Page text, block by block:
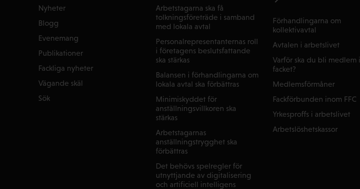
Nyheter
Blogg
Evenemang
Publikationer
Fackliga nyheter
Vägande skäl
Sök
Arbetstagarna ska få
tolkningsföreträde i samband
med lokala avtal
Personalrepresentanternas roll
i företagens beslutsfattande
ska stärkas
Balansen i förhandlingarna om
lokala avtal ska förbättras
Minimiskyddet för
anställningsvillkoren ska
stärkas
Arbetstagarnas
anställningstrygghet ska
förbättras
Det behövs spelregler för
utnyttjande av digitalisering
och artificiell intelligens
Förhandlingarna om
kollektivavtal
Avtalen i arbetslivet
Varför ska du bli medlem i
facket?
Medlemsförmåner
Fackförbunden inom FFC
Yrkesproffs i arbetslivet
Arbetslöshetskassor